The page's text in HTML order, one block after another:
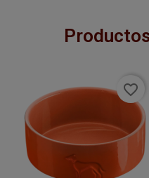
favorite_border